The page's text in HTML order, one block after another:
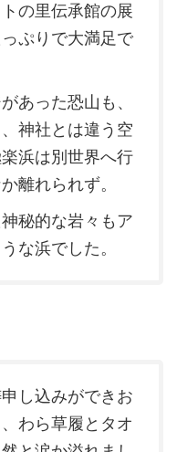
の里伝承館の展
ぷりで大満足で
あった恐山も、
神社とは違う空
浜は別世界へ行
離れられず。
秘的な岩々もア
な浜でした。
し込みができお
わら草履とタオ